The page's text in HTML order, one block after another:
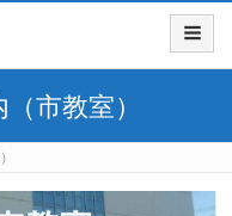
市教室）